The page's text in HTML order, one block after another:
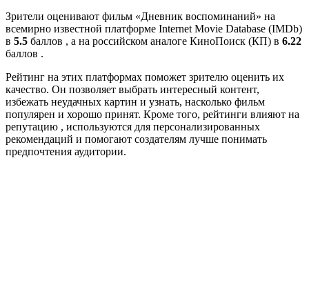
Зрители оценивают фильм «Дневник воспоминаний» на
всемирно известной платформе Internet Movie Database (IMDb)
в 5.5 баллов , а на российском аналоге КиноПоиск (КП) в 6.22
баллов .
Рейтинг на этих платформах поможет зрителю оценить их
качество. Он позволяет выбрать интересный контент,
избежать неудачных картин и узнать, насколько фильм
популярен и хорошо принят. Кроме того, рейтинги влияют на
репутацию , используются для персонализированных
рекомендаций и помогают создателям лучше понимать
предпочтения аудитории.